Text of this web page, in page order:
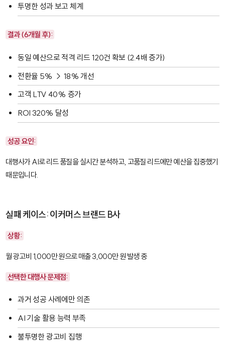
투명한 성과 보고 체계
결과 (6개월 후):
동일 예산으로 적격 리드 120건 확보 (2.4배 증가)
전환율 5% → 18% 개선
고객 LTV 40% 증가
ROI 320% 달성
성공 요인:
대행사가 AI로 리드 품질을 실시간 분석하고, 고품질 리드에만 예산을 집중했기
때문입니다.
실패 케이스: 이커머스 브랜드 B사
상황:
월 광고비 1,000만 원으로 매출 3,000만 원 발생 중
선택한 대행사 문제점:
과거 성공 사례에만 의존
AI 기술 활용 능력 부족
불투명한 광고비 집행